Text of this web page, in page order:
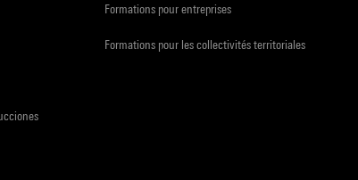
Formations pour entreprises
Formations pour les collectivités territoriales